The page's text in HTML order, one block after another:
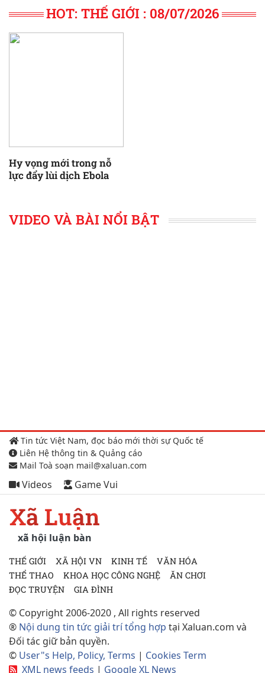
HOT: THẾ GIỚI : 08/07/2026
Hy vọng mới trong nỗ
lực đẩy lùi dịch Ebola
VIDEO VÀ BÀI NỔI BẬT
Tin tức Việt Nam, đọc báo mới thời sự Quốc tế
Liên Hệ thông tin & Quảng cáo
Mail Toà soạn mail@xaluan.com
Videos Game Vui
Xã Luận
xã hội luận bàn
THẾ GIỚI XÃ HỘI VN KINH TẾ
VĂN HÓA
THỂ THAO
KHOA HỌC CÔNG NGHỆ
ĂN CHƠI
ĐỌC TRUYỆN
GIA ĐÌNH
© Copyright 2006-2020 , All rights reserved
® Nội dung tin tức giải trí tổng hợp tại Xaluan.com và
Đối tác giữ bản quyền.
© User"s Help, Policy, Terms | Cookies Term
XML news feeds | Google XL News